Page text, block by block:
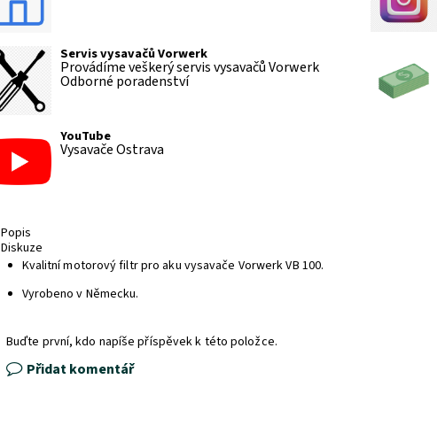
Servis vysavačů Vorwerk
Provádíme veškerý servis vysavačů Vorwerk
Odborné poradenství
YouTube
Vysavače Ostrava
Popis
Diskuze
Kvalitní motorový filtr pro aku vysavače Vorwerk VB 100.
Vyrobeno v Německu.
Buďte první, kdo napíše příspěvek k této položce.
Přidat komentář